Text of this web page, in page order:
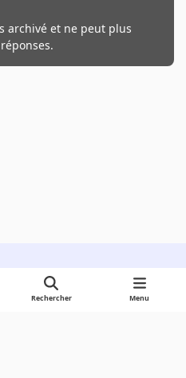
archivé et ne peut plus
Rechercher Menu